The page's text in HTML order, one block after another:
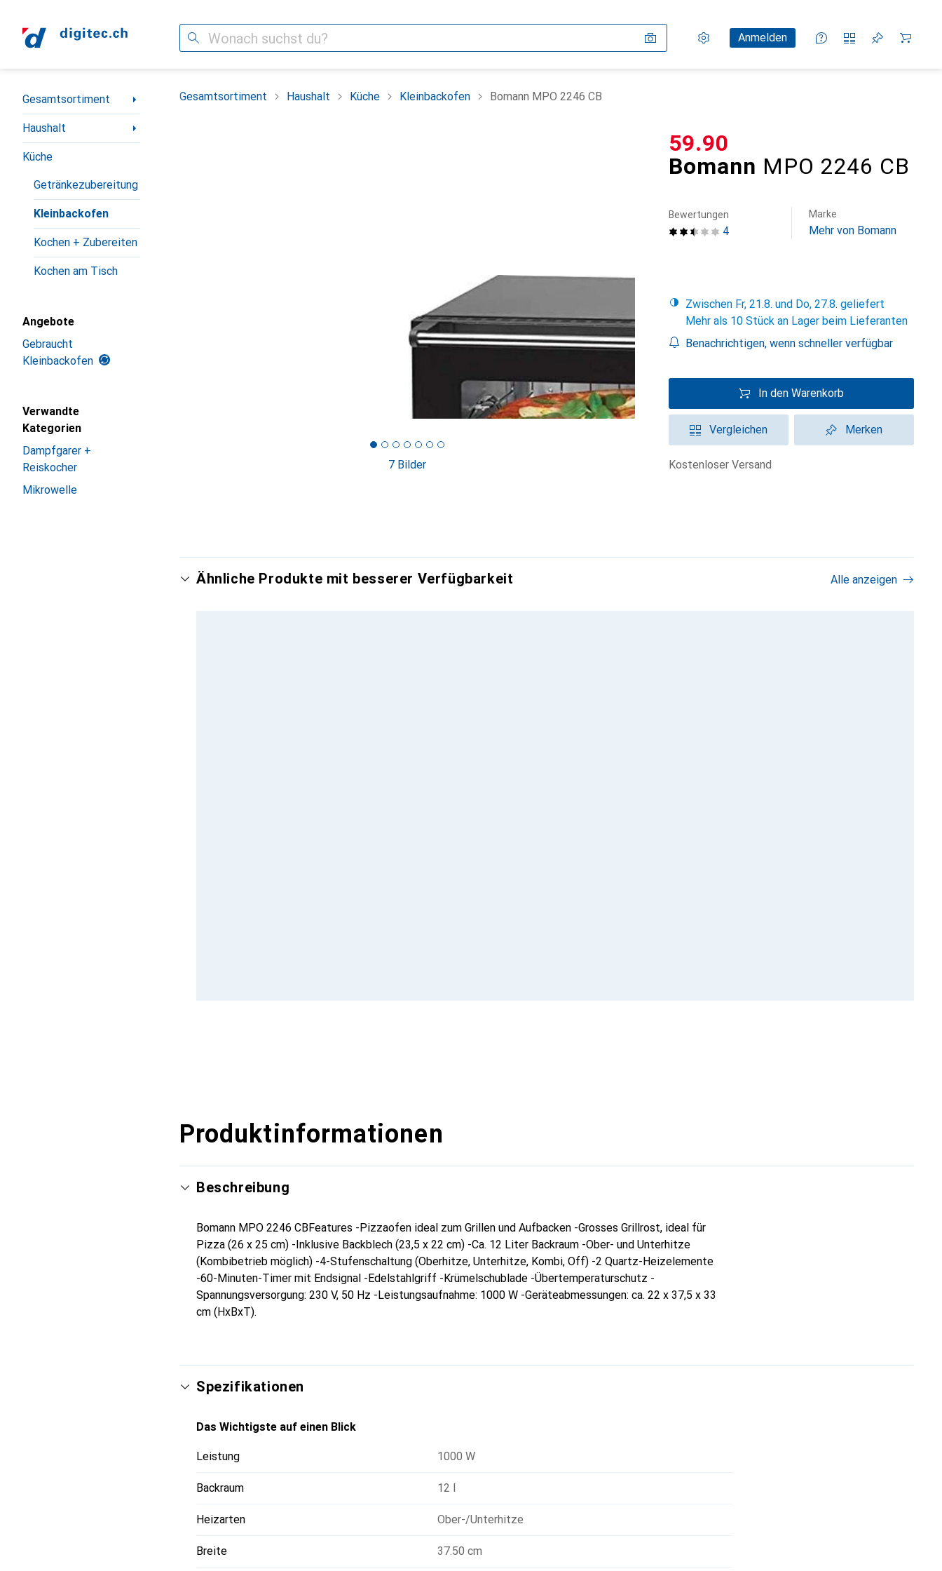
Suche Einstellungen
KundenkontoAnmelden
Vergleichslisten
Merklisten
Warenkorb
Navigation nach Kategorien
Gesamtsortiment
Haushalt
Küche
Getränkezubereitung
Kleinbackofen
Kochen + Zubereiten
Kochen am Tisch
Angebote
Gebraucht
Kleinbackofen
Verwandte
Kategorien
Dampfgarer +
Reiskocher
Mikrowelle
Gesamtsortiment Haushalt Küche Kleinbackofen Bomann MPO 2246 CB
7 Bilder
Bomann MPO 2246 CB
CHF
59.90
4
Bewertungen Marke
Mehr von Bomann
Zwischen Fr, 21.8. und Do, 27.8. geliefert
Mehr als 10 Stück an Lager beim Lieferanten
Benachrichtigen, wenn schneller verfügbar
In den Warenkorb
Vergleichen Merken
kostenloser Versand
Ähnliche Produkte mit besserer Verfügbarkeit Alle anzeigen
Produktinformationen
Beschreibung
Bomann MPO 2246 CBFeatures -Pizzaofen ideal zum Grillen und Aufbacken -Grosses Grillrost, ideal für
Pizza (26 x 25 cm) -Inklusive Backblech (23,5 x 22 cm) -Ca. 12 Liter Backraum -Ober- und Unterhitze
(Kombibetrieb möglich) -4-Stufenschaltung (Oberhitze, Unterhitze, Kombi, Off) -2 Quartz-Heizelemente
-60-Minuten-Timer mit Endsignal -Edelstahlgriff -Krümelschublade -Übertemperaturschutz -
Spannungsversorgung: 230 V, 50 Hz -Leistungsaufnahme: 1000 W -Geräteabmessungen: ca. 22 x 37,5 x 33
cm (HxBxT).
Spezifikationen
Das Wichtigste auf einen Blick
Leistung 1000 W
Backraum 12 l
Heizarten Ober-/Unterhitze
Breite 37.50 cm